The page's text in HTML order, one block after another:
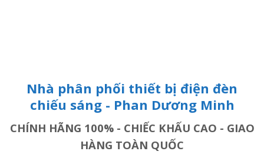
Nhà phân phối thiết bị điện đèn
chiếu sáng - Phan Dương Minh
CHÍNH HÃNG 100% - CHIẾC KHẤU CAO - GIAO
HÀNG TOÀN QUỐC